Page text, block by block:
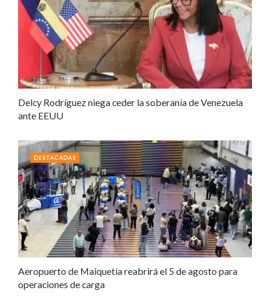
Delcy Rodríguez niega ceder la soberanía de Venezuela
ante EEUU
Aeropuerto de Maiquetía reabrirá el 5 de agosto para
operaciones de carga
DESTACADAS